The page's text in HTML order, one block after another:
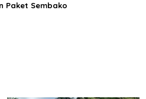
Paket Sembako